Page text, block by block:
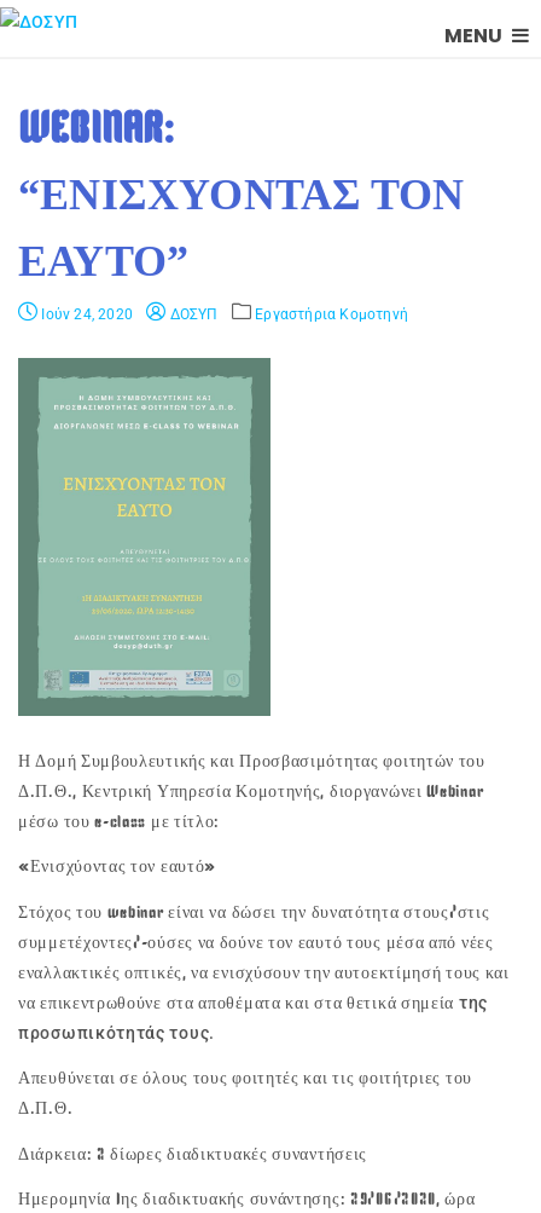
MENU
WEBINAR:
“ΕΝΙΣΧΎΟΝΤΑΣ ΤΟΝ
ΕΑΥΤΌ”
Ιούν 24, 2020 ΔΟΣΥΠ Εργαστήρια Κομοτηνή
Η Δομή Συμβουλευτικής και Προσβασιμότητας φοιτητών του
Δ.Π.Θ., Κεντρική Υπηρεσία Κομοτηνής, διοργανώνει Webinar
μέσω του e-class με τίτλο:
«Ενισχύοντας τον εαυτό»
Στόχος του webinar είναι να δώσει την δυνατότητα στους/στις
συμμετέχοντες/-ούσες να δούνε τον εαυτό τους μέσα από νέες
εναλλακτικές οπτικές, να ενισχύσουν την αυτοεκτίμησή τους και
να επικεντρωθούνε στα αποθέματα και στα θετικά σημεία της
προσωπικότητάς τους.
Απευθύνεται σε όλους τους φοιτητές και τις φοιτήτριες του
Δ.Π.Θ.
Διάρκεια: 2 δίωρες διαδικτυακές συναντήσεις
Ημερομηνία 1ης διαδικτυακής συνάντησης: 29/06/2020, ώρα